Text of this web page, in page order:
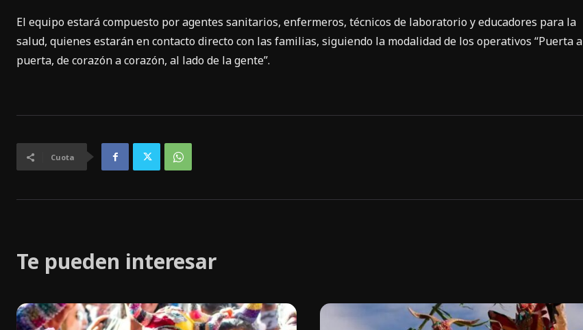
El equipo estará compuesto por agentes sanitarios, enfermeros, técnicos de laboratorio y educadores para la
salud, quienes estarán en contacto directo con las familias, siguiendo la modalidad de los operativos “Puerta a
puerta, de corazón a corazón, al lado de la gente”.
Cuota
Te pueden interesar